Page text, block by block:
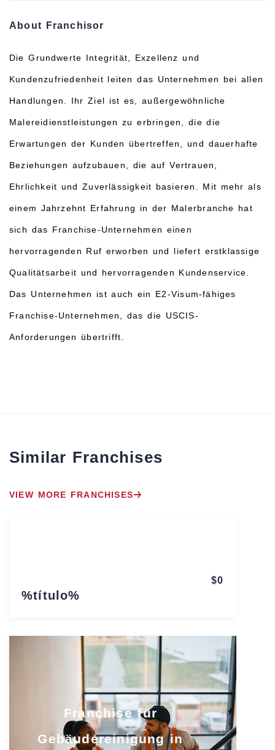
About Franchisor
Die Grundwerte Integrität, Exzellenz und
Kundenzufriedenheit leiten das Unternehmen bei allen
Handlungen. Ihr Ziel ist es, außergewöhnliche
Malereidienstleistungen zu erbringen, die die
Erwartungen der Kunden übertreffen, und dauerhafte
Beziehungen aufzubauen, die auf Vertrauen,
Ehrlichkeit und Zuverlässigkeit basieren. Mit mehr als
einem Jahrzehnt Erfahrung in der Malerbranche hat
sich das Franchise-Unternehmen einen
hervorragenden Ruf erworben und liefert erstklassige
Qualitätsarbeit und hervorragenden Kundenservice.
Das Unternehmen ist auch ein E2-Visum-fähiges
Franchise-Unternehmen, das die USCIS-
Anforderungen übertrifft.
Similar Franchises
VIEW MORE FRANCHISES
%título%
$0
Franchise für
Gebäudereinigung in